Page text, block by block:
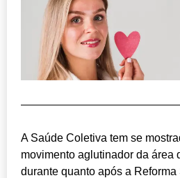
A Saúde Coletiva tem se
movimento aglutinador da área
durante quanto após a